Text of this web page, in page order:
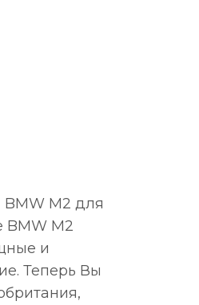
M2 для
BMW M2
и
Теперь Вы